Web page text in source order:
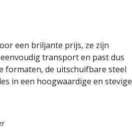
een briljante prijs, ze zijn
transport en past dus
formaten, de uitschuifbare steel
in een hoogwaardige en stevige